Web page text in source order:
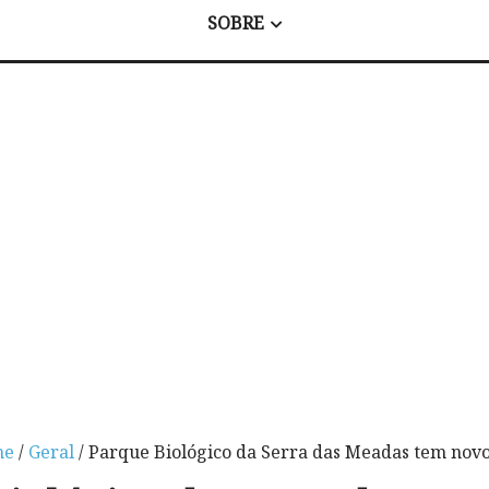
SOBRE
/ Geral/ Parque Biológico da Serra das Meadas tem